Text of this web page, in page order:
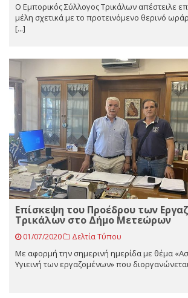
Ο Εμπορικός Σύλλογος Τρικάλων απέστειλε
μέλη σχετικά με το προτεινόμενο θερινό
[...]
Επίσκεψη του Προέδρου των
Τρικάλων στο Δήμο Μετεώρων
01/07/2020 Δελτία Τύπου
Με αφορμή την σημερινή ημερίδα με θέμα
Υγιεινή των εργαζομένων» που